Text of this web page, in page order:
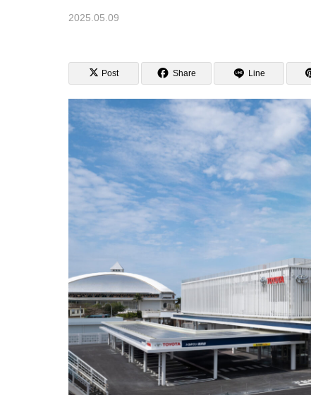
2025.05.09
Post Share Line